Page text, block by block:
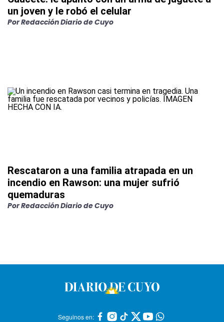
un joven y le robó el celular
PorRedacción Diario de Cuyo
Rescataron a una familia atrapada en un
incendio en Rawson: una mujer sufrió
quemaduras
PorRedacción Diario de Cuyo
Seguinos en: